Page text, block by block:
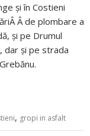
și în Costieni
Â de plombare a
și pe Drumul
dar și pe strada
, gropi in asfalt